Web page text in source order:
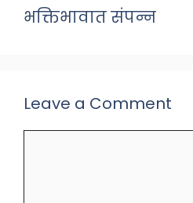
भक्तिभावात संपन्न
Leave a Comment